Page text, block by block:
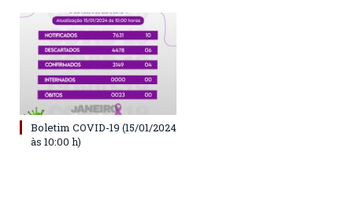
Boletim COVID-19 (15/01/2024
às 10:00 h)